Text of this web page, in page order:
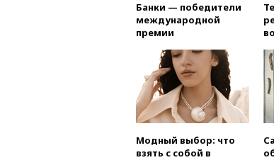
Банки — победители
международной
премии
Модный выбор: что
взять с собой в